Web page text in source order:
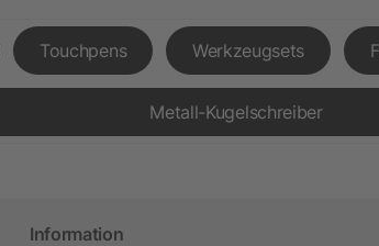
Touchpens Werkzeugsets
Metall-Kugelschreiber
Information